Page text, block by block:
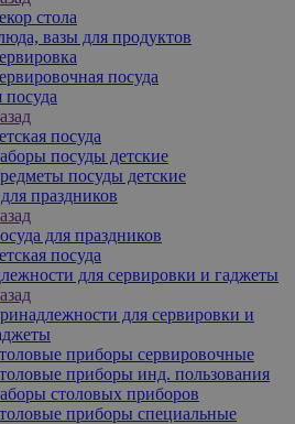
стола
вазы для продуктов
посуда
посуда
посуда
посуды детские
посуды детские
праздников
для праздников
посуда
для сервировки и гаджеты
для сервировки и
приборы сервировочные
приборы инд. пользования
столовых приборов
приборы специальные